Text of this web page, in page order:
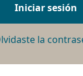
Iniciar sesión
la